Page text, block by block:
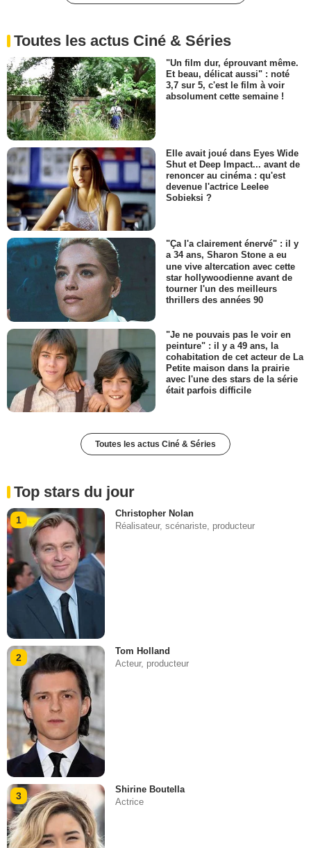
Toutes les actus Ciné & Séries
"Un film dur, éprouvant même.
Et beau, délicat aussi" : noté
3,7 sur 5, c'est le film à voir
absolument cette semaine !
Elle avait joué dans Eyes Wide
Shut et Deep Impact... avant de
renoncer au cinéma : qu'est
devenue l'actrice Leelee
Sobieksi ?
"Ça l'a clairement énervé" : il y
a 34 ans, Sharon Stone a eu
une vive altercation avec cette
star hollywoodienne avant de
tourner l'un des meilleurs
thrillers des années 90
"Je ne pouvais pas le voir en
peinture" : il y a 49 ans, la
cohabitation de cet acteur de La
Petite maison dans la prairie
avec l'une des stars de la série
était parfois difficile
Toutes les actus Ciné & Séries
Top stars du jour
1
Christopher Nolan
Réalisateur, scénariste, producteur
2
Tom Holland
Acteur, producteur
3
Shirine Boutella
Actrice